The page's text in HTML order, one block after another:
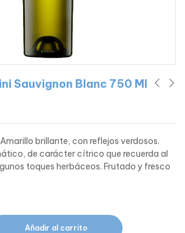
Sauvignon Blanc 750 Ml
brillante, con reflejos verdosos.
de carácter cítrico que recuerda al
toques herbáceos. Frutado y fresco
Añadir al carrito